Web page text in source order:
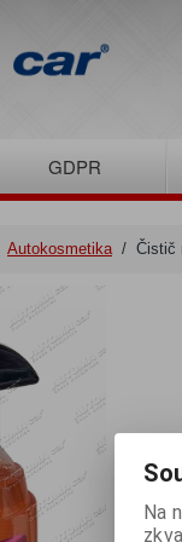
GDPR
Autokosmetika/ Čistič
Na